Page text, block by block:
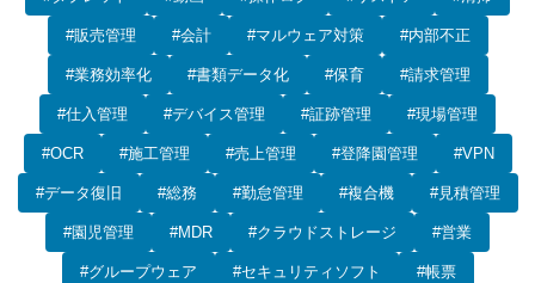
#販売管理 #会計 #マルウェア対策 #内部不正
#業務効率化 #書類データ化 #保育 #請求管理
#仕入管理 #デバイス管理 #証跡管理 #現場管理
#OCR #施工管理 #売上管理 #登降園管理 #VPN
#データ復旧 #総務 #勤怠管理 #複合機 #見積管理
#園児管理 #MDR #クラウドストレージ #営業
#グループウェア #セキュリティソフト #帳票